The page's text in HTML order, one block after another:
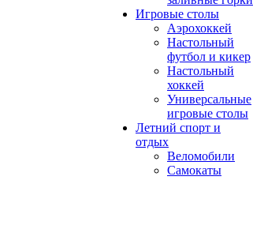
Игровые столы
Аэрохоккей
Настольный
футбол и кикер
Настольный
хоккей
Универсальные
игровые столы
Летний спорт и
отдых
Веломобили
Самокаты